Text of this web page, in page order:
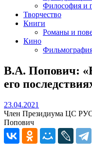
Философия и
Творчество
Книги
Романы и
Кино
В.А. Попович:
его
23.04.2021
Член Президиума ЦС
Попович